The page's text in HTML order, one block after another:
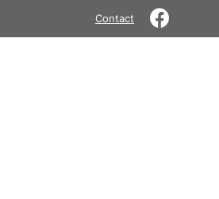
Contact